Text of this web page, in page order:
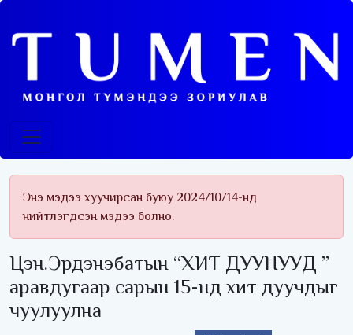
Энэ мэдээ хуучирсан буюу 2024/10/14-нд
нийтлэгдсэн мэдээ болно.
Цэн.Эрдэнэбатын “ХИТ ДУУНУУД ”
аравдугаар сарын 15-нд хит дуучдыг
чуулуулна